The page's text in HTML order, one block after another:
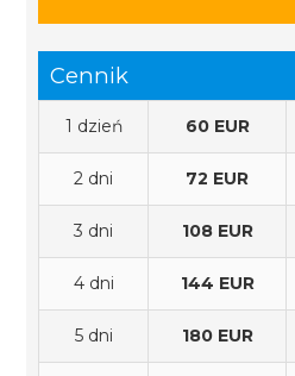
Cennik
1 dzień 60 EUR
2 dni 72 EUR
3 dni 108 EUR
4 dni 144 EUR
5 dni 180 EUR